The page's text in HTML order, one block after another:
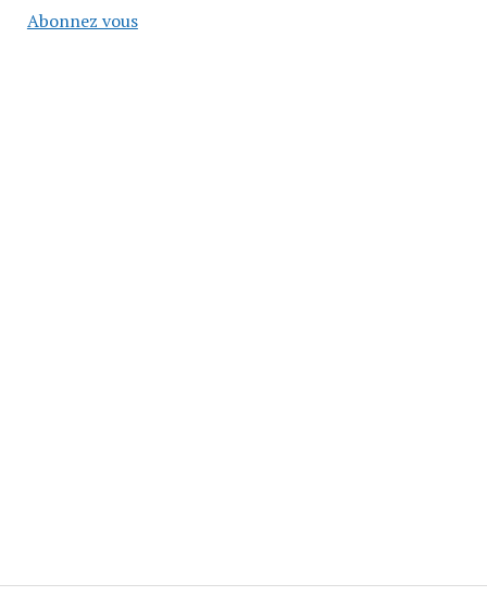
Abonnez vous